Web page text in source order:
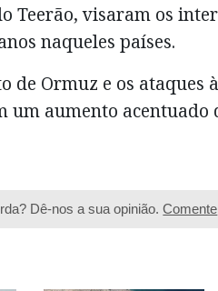
Teerão, visaram os
naqueles países.
de Ormuz e os ataques
um aumento acentuado
Dê-nos a sua opinião.Comente